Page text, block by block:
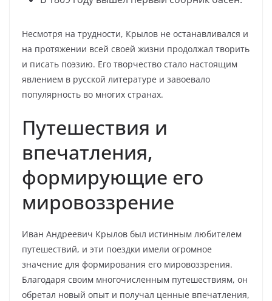
Несмотря на трудности, Крылов не останавливался и
на протяжении всей своей жизни продолжал творить
и писать поэзию. Его творчество стало настоящим
явлением в русской литературе и завоевало
популярность во многих странах.
Путешествия и
впечатления,
формирующие его
мировоззрение
Иван Андреевич Крылов был истинным любителем
путешествий, и эти поездки имели огромное
значение для формирования его мировоззрения.
Благодаря своим многочисленным путешествиям, он
обретал новый опыт и получал ценные впечатления,